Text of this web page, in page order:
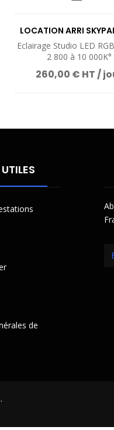
LOCATION ARRI
Eclairage Studio LED
2 800 à 10 000K°
260,00 € HT /
de